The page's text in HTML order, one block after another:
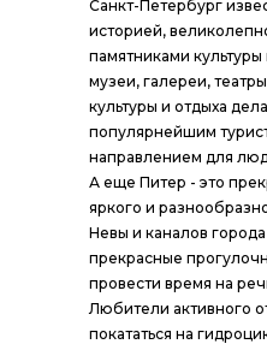
Санкт-Петербург
историей,
памятниками
музеи, галереи,
культуры и отдыха
популярнейшим
направлением для
А еще Питер - это
яркого и
Невы и каналов
прекрасные
провести время на
Любители активного
покататься на